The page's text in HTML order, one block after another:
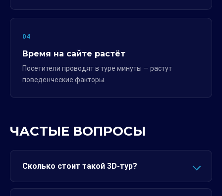
04
Время на сайте растёт
Посетители проводят в туре минуты — растут
поведенческие факторы.
ЧАСТЫЕ ВОПРОСЫ
Сколько стоит такой 3D-тур?